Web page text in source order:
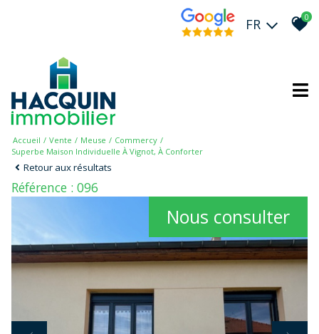
FR 0
Accueil Vente Meuse
Commercy
Superbe Maison Individuelle À Vignot, À Conforter
Retour aux résultats
Référence : 096
Nous consulter